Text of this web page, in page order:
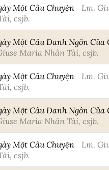
Một Câu Chuyện
Lm.
csjb.
Một Câu Danh Ngôn Của
Maria Nhân Tài, csjb.
Một Câu Chuyện
Lm.
csjb.
Một Câu Danh Ngôn Của
Maria Nhân Tài, csjb.
Một Câu Chuyện
Lm.
csjb.